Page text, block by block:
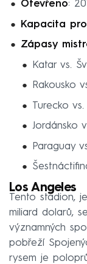
Otevřeno:
Kapacita
Zápasy
Katar vs.
Rakousko
Turecko
Jordánsko
Paraguay
Los Angeles
Tento stadion,
miliard dolarů,
významných
pobřeží
rysem je